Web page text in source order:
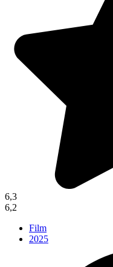
6,3
6,2
Film
2025